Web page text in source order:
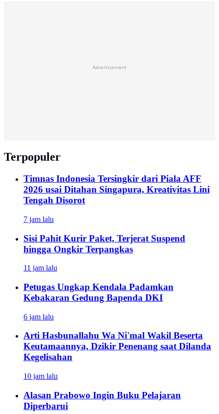
Advertisement
Terpopuler
Timnas Indonesia Tersingkir dari Piala AFF
2026 usai Ditahan Singapura, Kreativitas Lini
Tengah Disorot
7 jam lalu
Sisi Pahit Kurir Paket, Terjerat Suspend
hingga Ongkir Terpangkas
11 jam lalu
Petugas Ungkap Kendala Padamkan
Kebakaran Gedung Bapenda DKI
6 jam lalu
Arti Hasbunallahu Wa Ni'mal Wakil Beserta
Keutamaannya, Dzikir Penenang saat Dilanda
Kegelisahan
10 jam lalu
Alasan Prabowo Ingin Buku Pelajaran
Diperbarui